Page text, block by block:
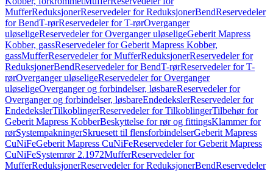
MufferReduksjonerReservedeler for ReduksjonerBendReservedeler
for BendT-rørReservedeler for T-rørOverganger
uløseligeReservedeler for Overganger uløseligeGeberit Mapress
Kobber, gassReservedeler for Geberit Mapress Kobber,
gassMufferReservedeler for MufferReduksjonerReservedeler for
ReduksjonerBendReservedeler for BendT-rørReservedeler for T-
rørOverganger uløseligeReservedeler for Overganger
uløseligeOverganger og forbindelser, løsbareReservedeler for
Overganger og forbindelser, løsbareEndedekslerReservedeler for
EndedekslerTilkoblingerReservedeler for TilkoblingerTilbehør for
Geberit Mapress KobberBeskyttelse for rør og fittingsKlammer for
rørSystempakningerSkruesett til flensforbindelserGeberit Mapress
CuNiFeGeberit Mapress CuNiFeReservedeler for Geberit Mapress
CuNiFeSystemrør 2.1972MufferReservedeler for
MufferReduksjonerReservedeler for ReduksjonerBendReservedeler